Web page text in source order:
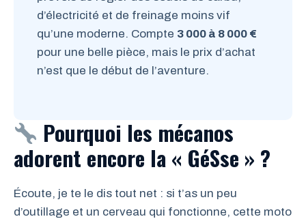
d’électricité et de freinage moins vif
qu’une moderne. Compte 3 000 à 8 000 €
pour une belle pièce, mais le prix d’achat
n’est que le début de l’aventure.
Pourquoi les mécanos
adorent encore la « GéSse » ?
Écoute, je te le dis tout net : si t’as un peu
d’outillage et un cerveau qui fonctionne, cette moto